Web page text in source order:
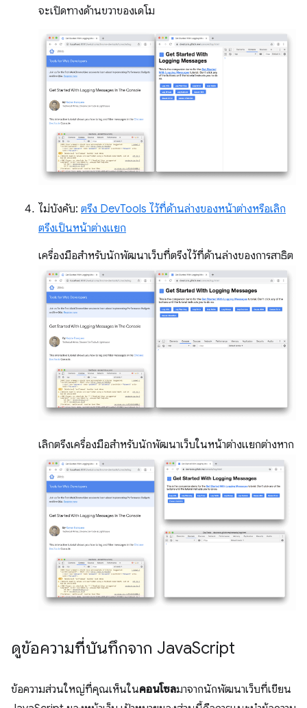
จะเปิดทางด้านขวาของเดโม
ไม่บังคับ: ตรึง DevTools ไว้ที่ด้านล่างของหน้าต่างหรือเลิก
ตรึงเป็นหน้าต่างแยก
เครื่องมือสำหรับนักพัฒนาเว็บที่ตรึงไว้ที่ด้านล่างของการสาธิต
เลิกตรึงเครื่องมือสำหรับนักพัฒนาเว็บในหน้าต่างแยกต่างหาก
ดูข้อความที่บันทึกจาก JavaScript
ข้อความส่วนใหญ่ที่คุณเห็นในคอนโซลมาจากนักพัฒนาเว็บที่เขียน